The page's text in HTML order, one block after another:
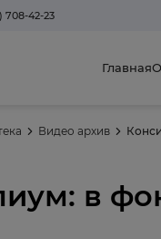
708-42-23
Главная
Видео архив
в